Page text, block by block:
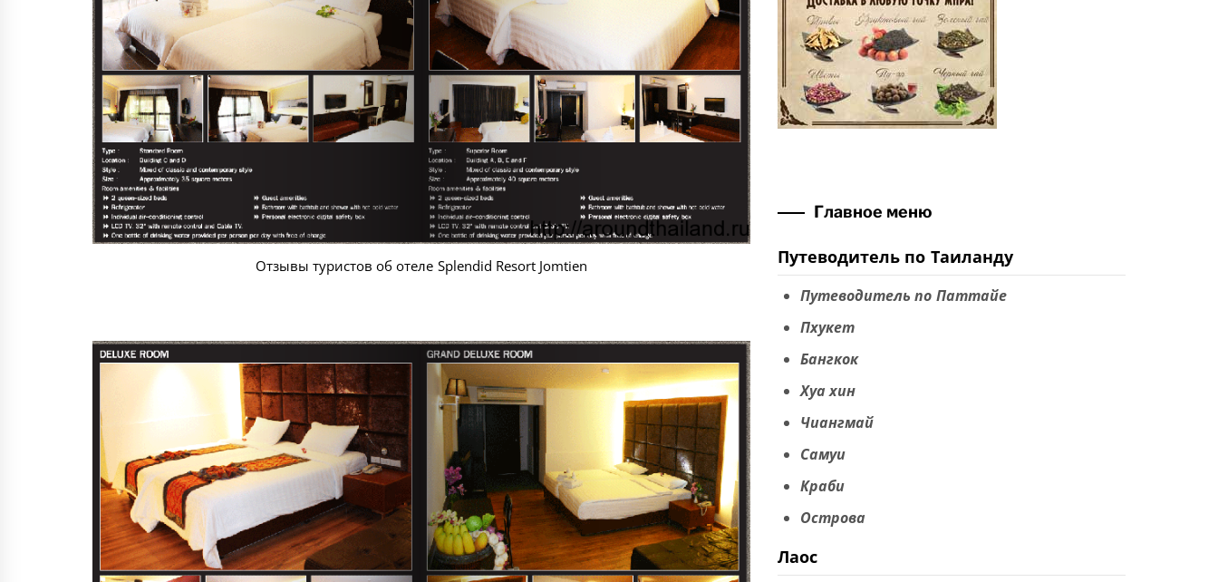
Отзывы туристов об отеле Splendid Resort Jomtien
Главное меню
Путеводитель по Таиланду
Путеводитель по Паттайе
Пхукет
Бангкок
Хуа хин
Чиангмай
Самуи
Краби
Острова
Лаос